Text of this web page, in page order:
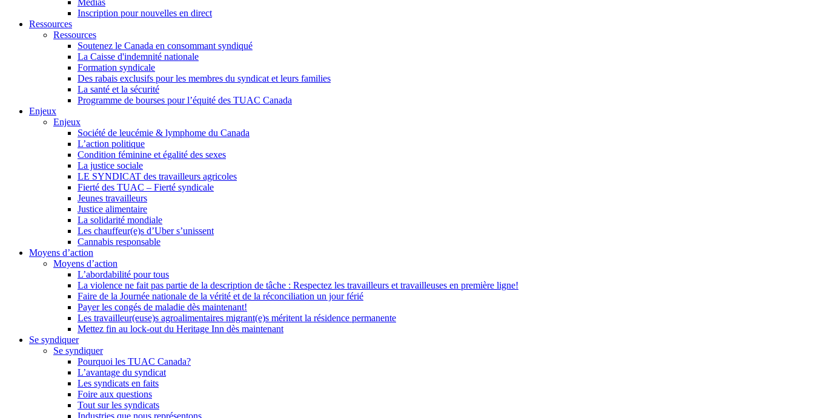
Médias
Inscription pour nouvelles en direct
Ressources
Ressources
Soutenez le Canada en consommant syndiqué
La Caisse d'indemnité nationale
Formation syndicale
Des rabais exclusifs pour les membres du syndicat et leurs families
La santé et la sécurité
Programme de bourses pour l’équité des TUAC Canada
Enjeux
Enjeux
Société de leucémie & lymphome du Canada
L’action politique
Condition féminine et égalité des sexes
La justice sociale
LE SYNDICAT des travailleurs agricoles
Fierté des TUAC – Fierté syndicale
Jeunes travailleurs
Justice alimentaire
La solidarité mondiale
Les chauffeur(e)s d’Uber s’unissent
Cannabis responsable
Moyens d’action
Moyens d’action
L’abordabilité pour tous
La violence ne fait pas partie de la description de tâche : Respectez les travailleurs et travailleuses en première ligne!
Faire de la Journée nationale de la vérité et de la réconciliation un jour férié
Payer les congés de maladie dès maintenant!
Les travailleur(euse)s agroalimentaires migrant(e)s méritent la résidence permanente
Mettez fin au lock-out du Heritage Inn dès maintenant
Se syndiquer
Se syndiquer
Pourquoi les TUAC Canada?
L’avantage du syndicat
Les syndicats en faits
Foire aux questions
Tout sur les syndicats
Industries que nous représentons